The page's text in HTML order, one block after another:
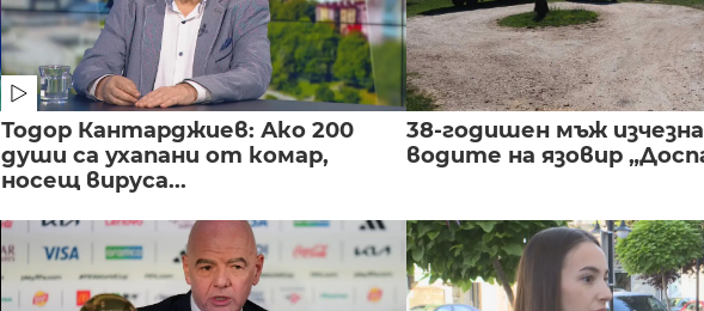
Тодор Кантарджиев: Ако 200
души са ухапани от комар,
носещ вируса...
38-годишен мъж
водите на язовир